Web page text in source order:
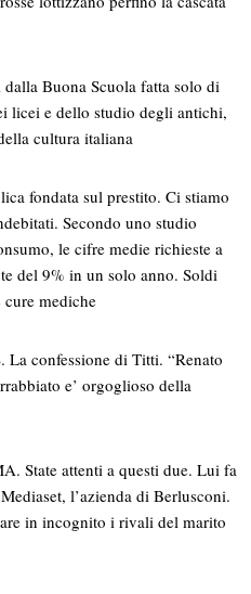
Buona Scuola fatta solo di
licei e dello studio degli antichi,
cultura italiana
fondata sul prestito. Ci stiamo
Secondo uno studio
le cifre medie richieste a
del 9% in un solo anno. Soldi
mediche
confessione di Titti. “Renato
e’ orgoglioso della
State attenti a questi due. Lui fa
l’azienda di Berlusconi.
in incognito i rivali del marito